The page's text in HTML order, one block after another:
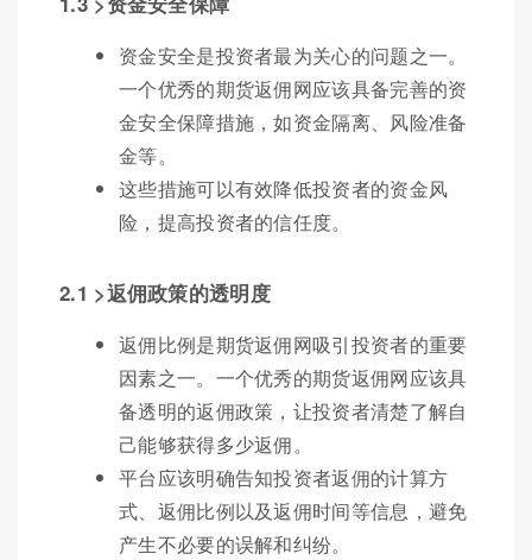
资金安全是投资者最为关心的问题之一。
一个优秀的期货返佣网应该具备完善的资
金安全保障措施，如资金隔离、风险准备
金等。
这些措施可以有效降低投资者的资金风
险，提高投资者的信任度。
2.1 >返佣政策的透明度
返佣比例是期货返佣网吸引投资者的重要
因素之一。一个优秀的期货返佣网应该具
备透明的返佣政策，让投资者清楚了解自
己能够获得多少返佣。
平台应该明确告知投资者返佣的计算方
式、返佣比例以及返佣时间等信息，避免
产生不必要的误解和纠纷。